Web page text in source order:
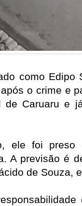
como
o crime e
de Caruaru e
ele foi preso
A previsão é
de Souza,